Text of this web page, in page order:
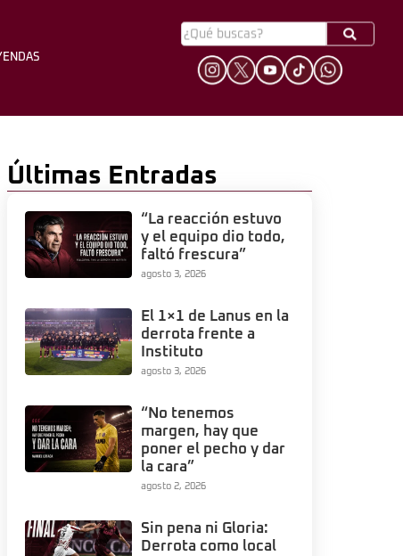
HINCHADA
Últimas Entradas
“La reacción estuvo
y el equipo dio todo,
faltó frescura”
agosto 3, 2026
El 1×1 de Lanus en la
derrota frente a
Instituto
agosto 3, 2026
“No tenemos
margen, hay que
poner el pecho y dar
la cara”
agosto 2, 2026
Sin pena ni Gloria:
Derrota como local